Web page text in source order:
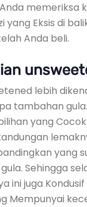
memeriksa
yang Eksis di
Anda beli.
lebih
tambahan
yang
yang
Sehingga
ini juga
Mempunyai